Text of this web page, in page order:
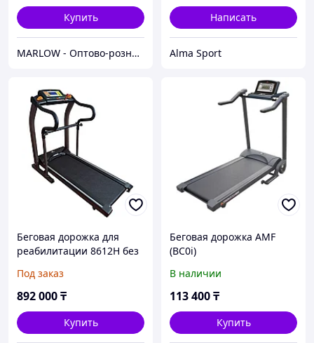
Купить
MARLOW - Оптово-розничный склад.
Написать
Alma Sport
Беговая дорожка для
реабилитации 8612H без
Под заказ
892 000₸
Купить
Беговая дорожка AMF
(BC0i)
В наличии
113 400₸
Купить